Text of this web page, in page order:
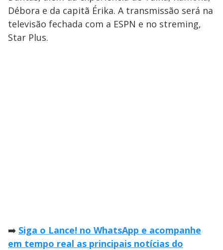
Débora e da capitã Érika. A transmissão será na
televisão fechada com a ESPN e no streming,
Star Plus.
➡️ Siga o Lance! no WhatsApp e acompanhe
em tempo real as principais notícias do